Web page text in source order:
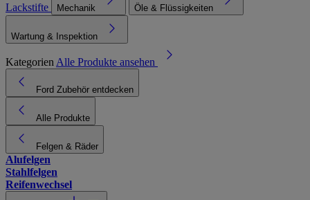
Lackstifte Mechanik Öle & Flüssigkeiten
Wartung & Inspektion
Kategorien Alle Produkte ansehen
Ford Zubehör entdecken
Alle Produkte
Felgen & Räder
Alufelgen
Stahlfelgen
Reifenwechsel